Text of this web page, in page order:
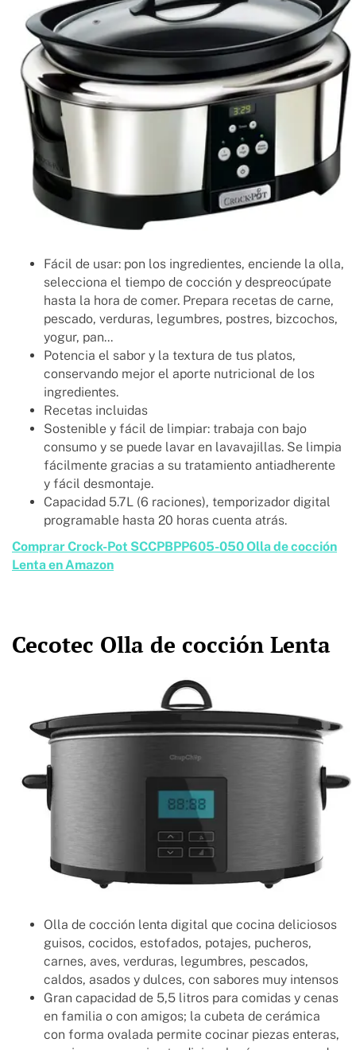
Fácil de usar: pon los ingredientes, enciende la olla,
selecciona el tiempo de cocción y despreocúpate
hasta la hora de comer. Prepara recetas de carne,
pescado, verduras, legumbres, postres, bizcochos,
yogur, pan...
Potencia el sabor y la textura de tus platos,
conservando mejor el aporte nutricional de los
ingredientes.
Recetas incluidas
Sostenible y fácil de limpiar: trabaja con bajo
consumo y se puede lavar en lavavajillas. Se limpia
fácilmente gracias a su tratamiento antiadherente
y fácil desmontaje.
Capacidad 5.7L (6 raciones), temporizador digital
programable hasta 20 horas cuenta atrás.
Comprar Crock-Pot SCCPBPP605-050 Olla de cocción
Lenta en Amazon
Cecotec Olla de cocción Lenta
Olla de cocción lenta digital que cocina deliciosos
guisos, cocidos, estofados, potajes, pucheros,
carnes, aves, verduras, legumbres, pescados,
caldos, asados y dulces, con sabores muy intensos
Gran capacidad de 5,5 litros para comidas y cenas
en familia o con amigos; la cubeta de cerámica
con forma ovalada permite cocinar piezas enteras,